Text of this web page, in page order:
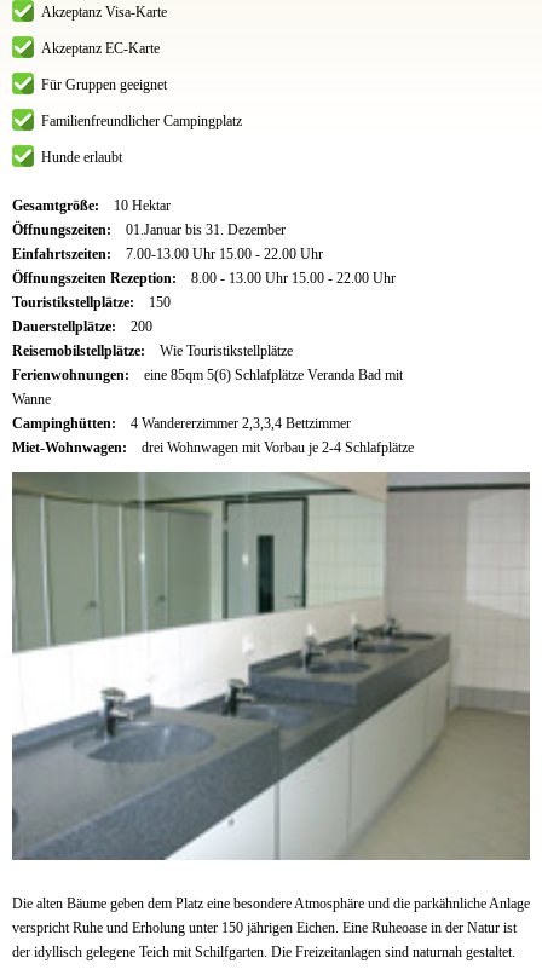
Akzeptanz Visa-Karte
Akzeptanz EC-Karte
Für Gruppen geeignet
Familienfreundlicher Campingplatz
Hunde erlaubt
Gesamtgröße:
10 Hektar
Öffnungszeiten:
01.Januar bis 31. Dezember
Einfahrtszeiten:
7.00-13.00 Uhr 15.00 - 22.00 Uhr
Öffnungszeiten Rezeption:
8.00 - 13.00 Uhr 15.00 - 22.00 Uhr
Touristikstellplätze:
150
Dauerstellplätze:
200
Reisemobilstellplätze:
Wie Touristikstellplätze
Ferienwohnungen:
eine 85qm 5(6) Schlafplätze Veranda Bad mit
Wanne
Campinghütten:
4 Wandererzimmer 2,3,3,4 Bettzimmer
Miet-Wohnwagen:
drei Wohnwagen mit Vorbau je 2-4 Schlafplätze
Die alten Bäume geben dem Platz eine besondere Atmosphäre und die parkähnliche Anlage
verspricht Ruhe und Erholung unter 150 jährigen Eichen. Eine Ruheoase in der Natur ist
der idyllisch gelegene Teich mit Schilfgarten. Die Freizeitanlagen sind naturnah gestaltet.